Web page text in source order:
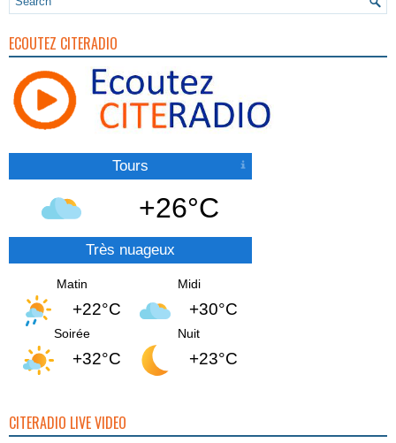
ECOUTEZ CITERADIO
Tours
+26°C
Très nuageux
Matin
+22°C
Midi
+30°C
Soirée
+32°C
Nuit
+23°C
CITERADIO LIVE VIDEO